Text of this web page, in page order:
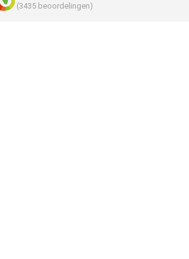
(3435 beoordelingen)